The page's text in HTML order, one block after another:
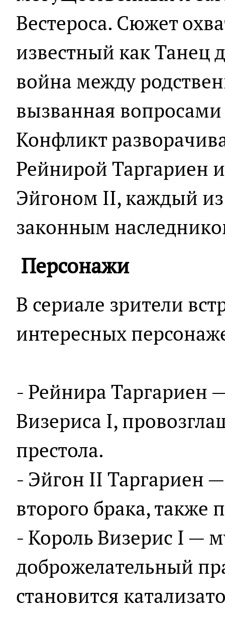
Вестероса. Сюжет
известный как Танец
война между
вызванная вопросами
Конфликт
Рейнирой Таргариен
Эйгоном II, каждый из
законным
Персонажи
В сериале зрители
интересных
- Рейнира Таргариен
Визериса I,
престола.
- Эйгон II Таргариен
второго брака,
- Король Визерис I —
доброжелательный
становится